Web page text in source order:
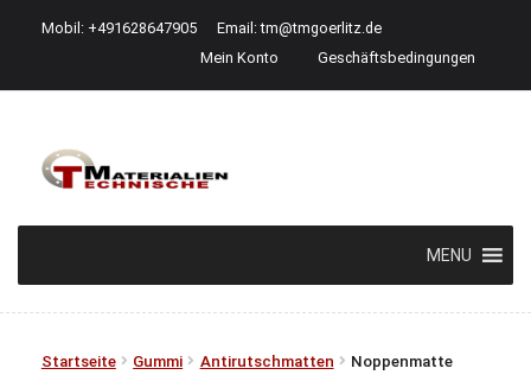
Mobil: +491628647905 Email:tm@tmgoerlitz.de
Mein Konto
Geschäftsbedingungen
Zur
Navigation
Zum
Inhalt
MENU
Startseite Gummi Antirutschmatten Noppenmatte